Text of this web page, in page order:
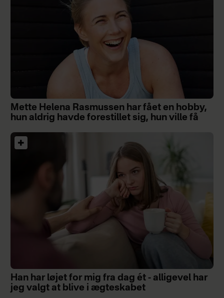
Mette Helena Rasmussen har fået en hobby,
hun aldrig havde forestillet sig, hun ville få
Han har løjet for mig fra dag ét - alligevel har
jeg valgt at blive i ægteskabet